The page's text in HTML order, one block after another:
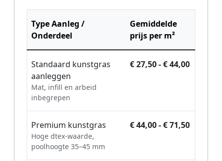
Type Aanleg /
Onderdeel
Gemiddelde
prijs per m²
Standaard kunstgras
aanleggen
Mat, infill en arbeid
inbegrepen
€ 27,50 - € 44,00
Premium kunstgras
Hoge dtex-waarde,
poolhoogte 35–45 mm
€ 44,00 - € 71,50